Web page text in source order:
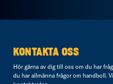
KONTAKTA OSS
Hör gärna av dig till oss om du har
du har allmänna frågor om handboll.